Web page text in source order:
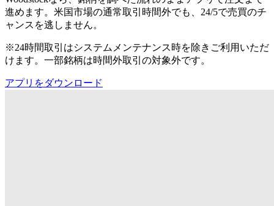
進めます。米国市場の通常取引時間外でも、24/5で売買のチ
ャンスを逃しません。
※24時間取引はシステムメンテナンス時を除きご利用いただ
けます。一部銘柄は時間外取引の対象外です。
アプリをダウンロード